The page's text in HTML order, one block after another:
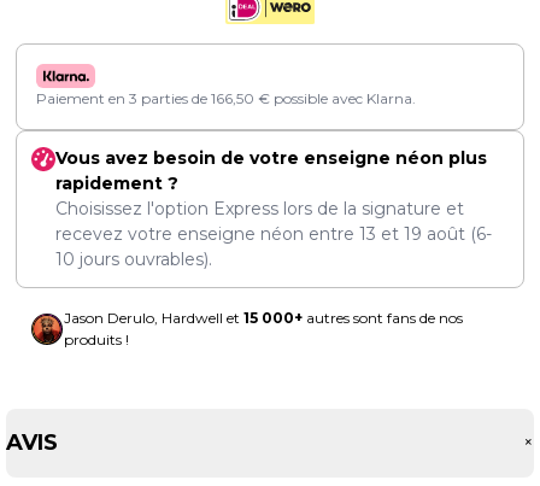
Paiement en 3 parties de 166,50 € possible avec Klarna.
Vous avez besoin de votre enseigne néon plus
rapidement ?
Choisissez l'option Express lors de la signature et
recevez votre enseigne néon entre 13 et 19 août (6-
10 jours ouvrables).
Jason Derulo, Hardwell et 15 000+ autres sont fans de nos
produits !
AVIS +